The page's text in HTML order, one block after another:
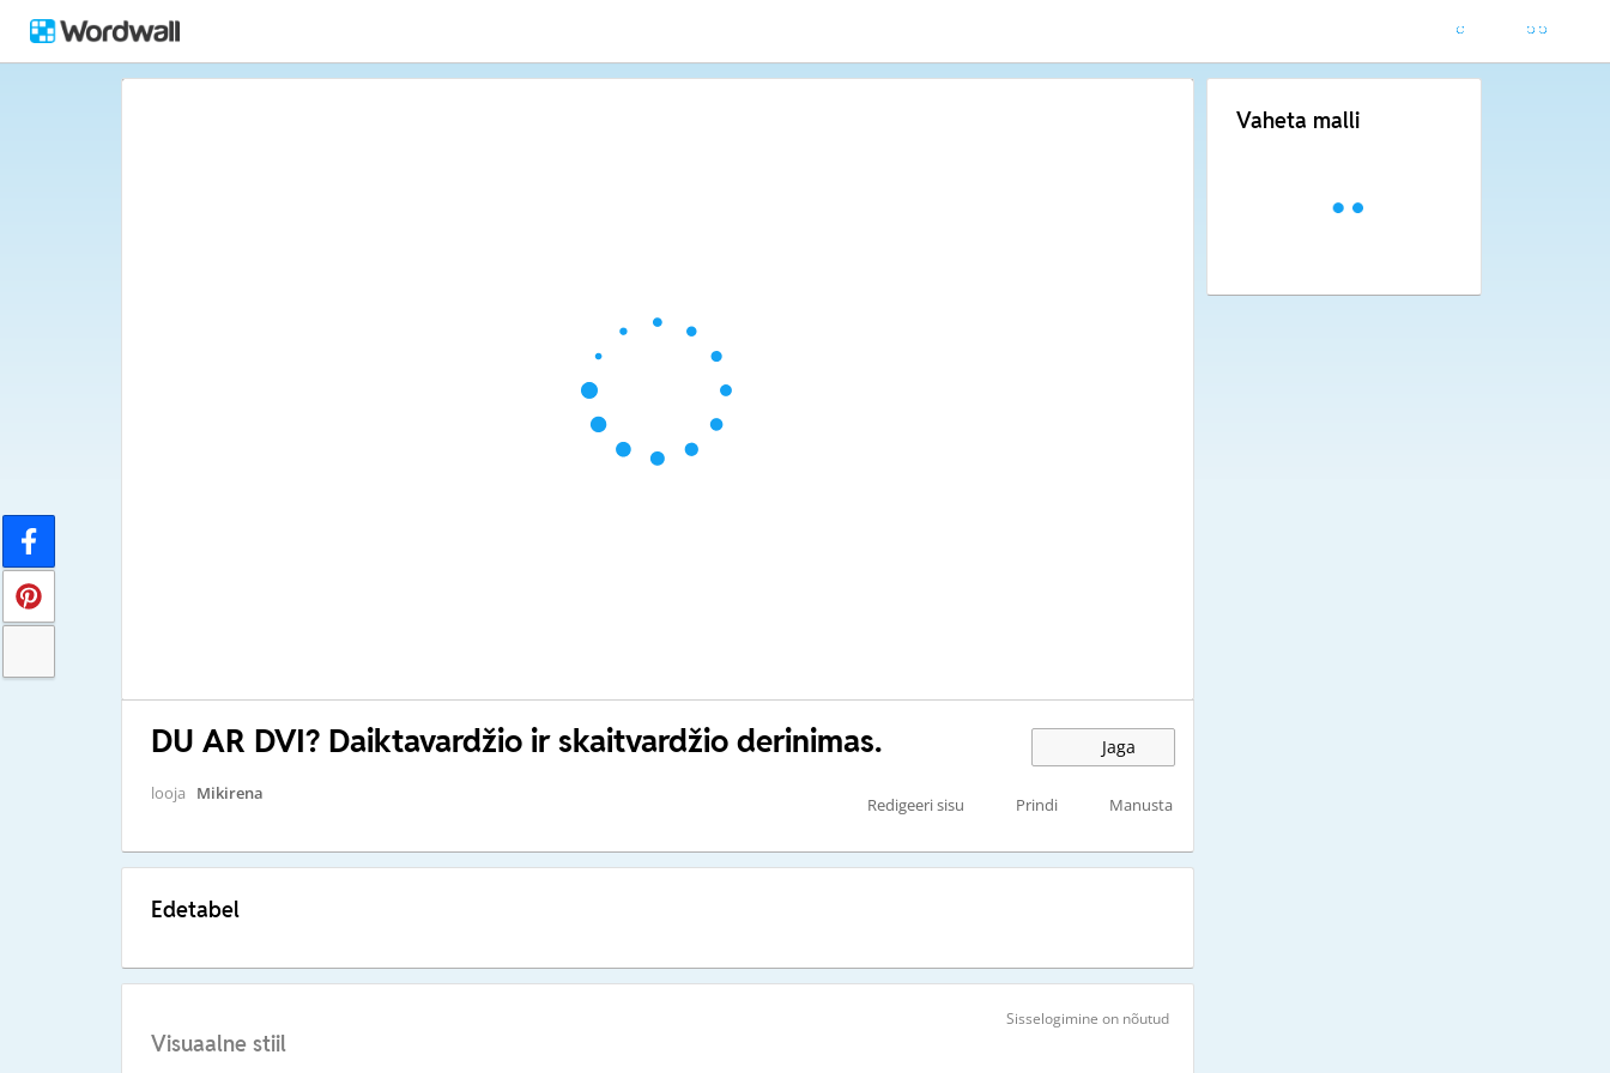
DU AR DVI? Daiktavardžio ir skaitvardžio derinimas. Jaga
looja Mikirena
Redigeeri sisu Prindi Manusta
Edetabel
Sisselogimine on nõutud
Visuaalne stiil
Vaheta malli